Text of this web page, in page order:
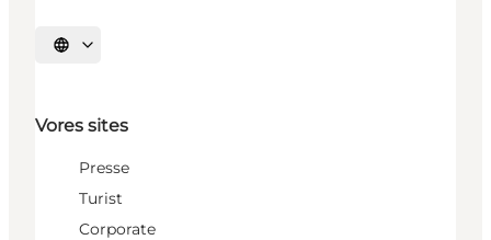
Vælg sprog
Vores sites
Presse
Turist
Corporate